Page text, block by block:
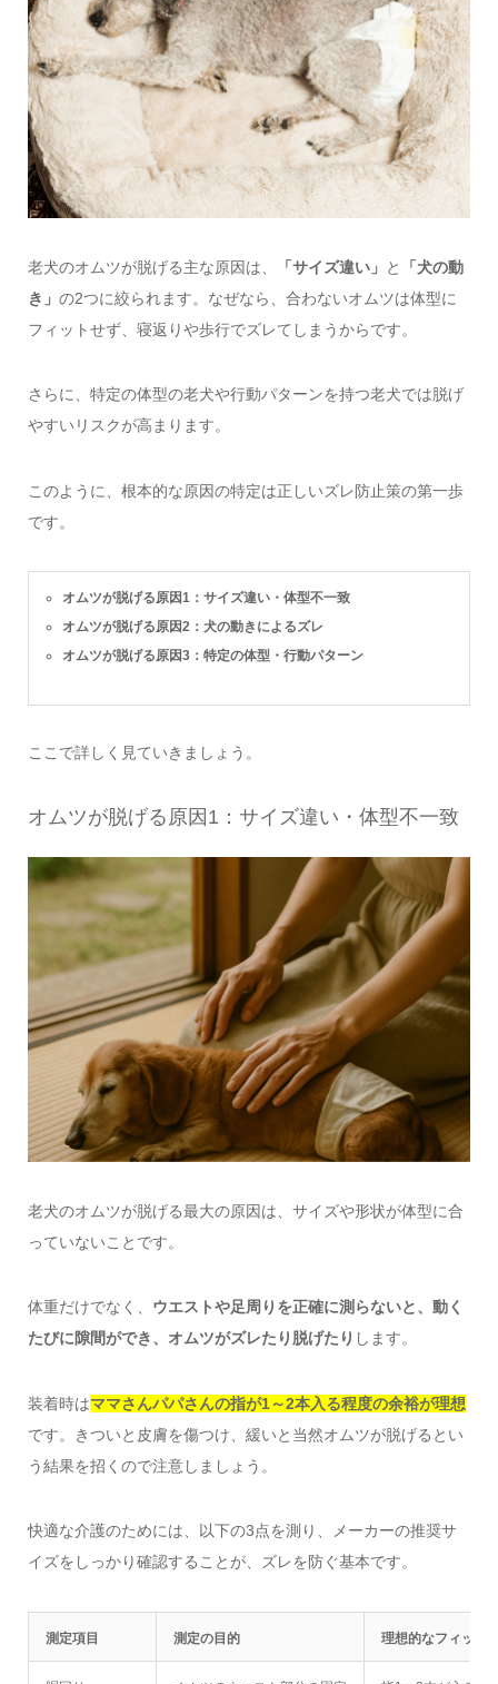
老犬のオムツが脱げる主な原因は、 「サイズ違い」 と
「犬の動
き」 の2つに絞られます。なぜなら、合わないオムツは体型に
フィットせず、寝返りや歩行でズレてしまうからです。
さらに、特定の体型の老犬や行動パターンを持つ老犬では脱げ
やすいリスクが高まります。
このように、根本的な原因の特定は正しいズレ防止策の第一歩
です。
オムツが脱げる原因1：サイズ違い・体型不一致
オムツが脱げる原因2：犬の動きによるズレ
オムツが脱げる原因3：特定の体型・行動パターン
ここで詳しく見ていきましょう。
オムツが脱げる原因1：サイズ違い・体型不一致
老犬のオムツが脱げる最大の原因は、サイズや形状が体型に合
っていないことです。
体重だけでなく、 ウエストや足周りを正確に測らないと、動く
たびに隙間ができ、オムツがズレたり脱げたり します。
装着時はママさんパパさんの指が1～2本入る程度の余裕が理想
です。きついと皮膚を傷つけ、緩いと当然オムツが脱げるとい
う結果を招くので注意しましょう。
快適な介護のためには、以下の3点を測り、メーカーの推奨サ
イズをしっかり確認することが、ズレを防ぐ基本です。
測定項目 測定の目的 理想的なフィット